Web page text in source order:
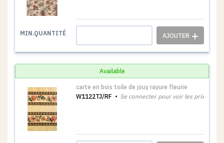
MIN.QUANTITÉ
Available
carte en bois toile de jouy rayure fleurie
W1122TJ/RF
Se connecter pour voir les prix